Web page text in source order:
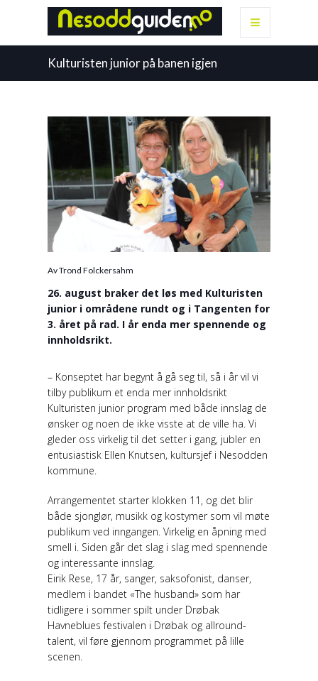
Kulturisten junior på banen igjen
Av Trond Folckersahm
26. august braker det løs med Kulturisten
junior i områdene rundt og i Tangenten for
3. året på rad. I år enda mer spennende og
innholdsrikt.
– Konseptet har begynt å gå seg til, så i år vil vi
tilby publikum et enda mer innholdsrikt
Kulturisten junior program med både innslag de
ønsker og noen de ikke visste at de ville ha. Vi
gleder oss virkelig til det setter i gang, jubler en
entusiastisk Ellen Knutsen, kultursjef i Nesodden
kommune.
Arrangementet starter klokken 11, og det blir
både sjonglør, musikk og kostymer som vil møte
publikum ved inngangen. Virkelig en åpning med
smell i. Siden går det slag i slag med spennende
og interessante innslag.
Eirik Rese, 17 år, sanger, saksofonist, danser,
medlem i bandet «The husband» som har
tidligere i sommer spilt under Drøbak
Havneblues festivalen i Drøbak og allround-
talent, vil føre gjennom programmet på lille
scenen.